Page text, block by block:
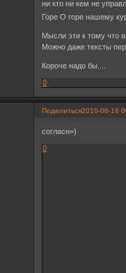
ни кто ни кем не
Горе О горе нашему
Мысли эти к тому что
Можно даже тексты
Короче надо бы....
0
Поделиться2010-06-16
согласн=)
0